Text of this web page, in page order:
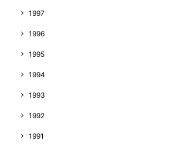
1997
1996
1995
1994
1993
1992
1991